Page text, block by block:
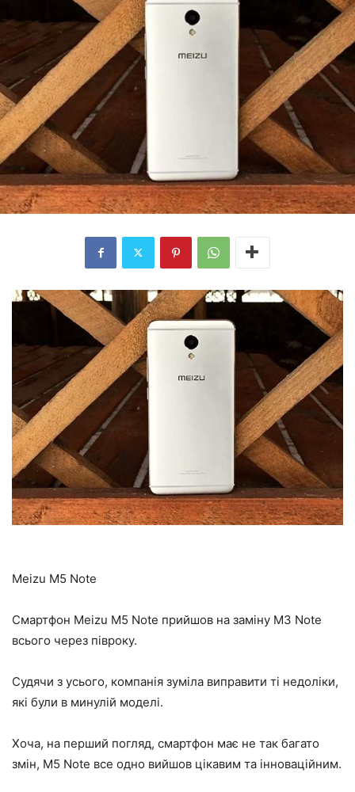
Meizu M5 Note
Смартфон Meizu M5 Note прийшов на заміну M3 Note
всього через півроку.
Судячи з усього, компанія зуміла виправити ті недоліки,
які були в минулій моделі.
Хоча, на перший погляд, смартфон має не так багато
змін, M5 Note все одно вийшов цікавим та інноваційним.